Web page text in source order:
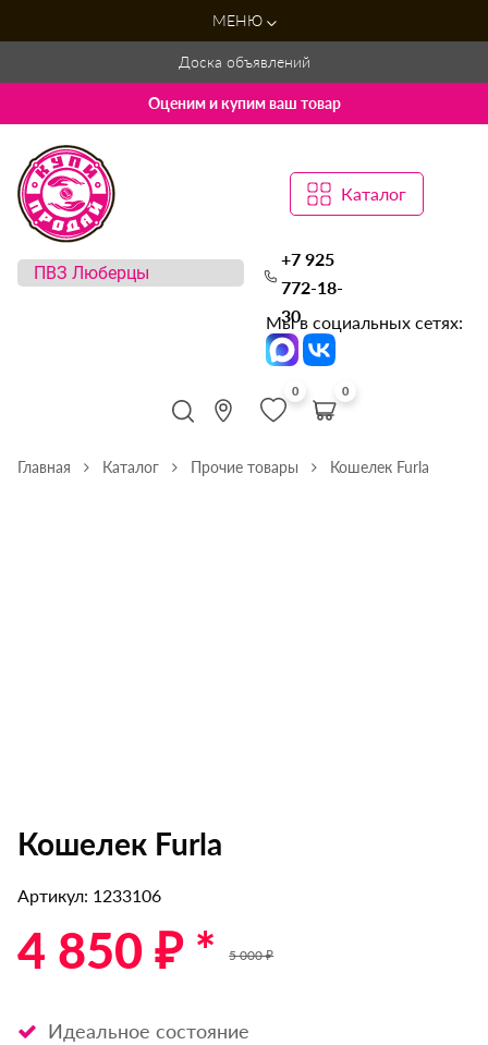
МЕНЮ
Доска объявлений
Оценим и купим ваш товар
Каталог
+7 925
772-18-
30
Мы в социальных сетях:
0 0
Главная Каталог Прочие товары Кошелек Furla
Кошелек Furla
Артикул: 1233106
4 850 ₽ * 5 000 ₽
Идеальное состояние